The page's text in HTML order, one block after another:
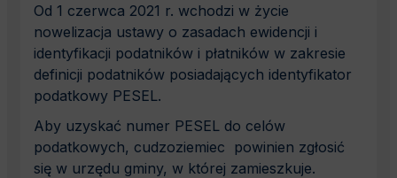
Od 1 czerwca 2021 r. wchodzi w życie
nowelizacja ustawy o zasadach ewidencji i
identyfikacji podatników i płatników w zakresie
definicji podatników posiadających identyfikator
podatkowy PESEL.
Aby uzyskać numer PESEL do celów
podatkowych, cudzoziemiec powinien zgłosić
się w urzędu gminy, w której zamieszkuje.